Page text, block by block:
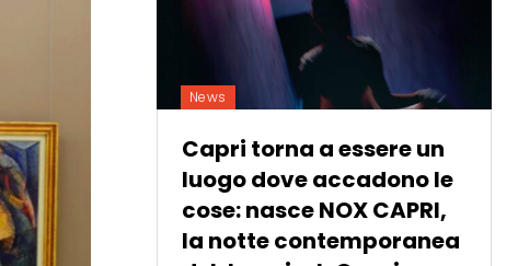
News
Capri torna a essere un
luogo dove accadono le
cose: nasce NOX CAPRI,
la notte contemporanea